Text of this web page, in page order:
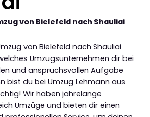
von Bielefeld nach Shauliai
von Bielefeld nach Shauliai
Umzugsunternehmen dir bei
und anspruchsvollen Aufgabe
bist du bei Umzug Lehmann aus
Wir haben jahrelange
Umzüge und bieten dir einen